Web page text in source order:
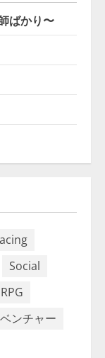
ばかり〜
Social
ンチャー